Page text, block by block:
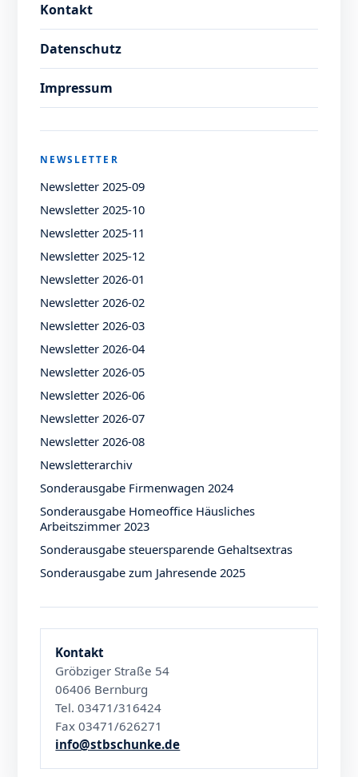
Kontakt
Datenschutz
Impressum
NEWSLETTER
Newsletter 2025-09
Newsletter 2025-10
Newsletter 2025-11
Newsletter 2025-12
Newsletter 2026-01
Newsletter 2026-02
Newsletter 2026-03
Newsletter 2026-04
Newsletter 2026-05
Newsletter 2026-06
Newsletter 2026-07
Newsletter 2026-08
Newsletterarchiv
Sonderausgabe Firmenwagen 2024
Sonderausgabe Homeoffice Häusliches
Arbeitszimmer 2023
Sonderausgabe steuersparende Gehaltsextras
Sonderausgabe zum Jahresende 2025
Kontakt
Gröbziger Straße 54
06406 Bernburg
Tel. 03471/316424
Fax 03471/626271
info@stbschunke.de